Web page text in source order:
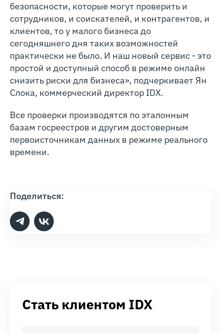
безопасности, которые могут проверить и
сотрудников, и соискателей, и контрагентов, и
клиентов, то у малого бизнеса до
сегодняшнего дня таких возможностей
практически не было. И наш новый сервис - это
простой и доступный способ в режиме онлайн
снизить риски для бизнеса», подчеркивает Ян
Слока, коммерческий директор IDX.
Все проверки производятся по эталонным
базам госреестров и другим достоверным
первоисточникам данных в режиме реального
времени.
Поделиться:
Стать клиентом IDX